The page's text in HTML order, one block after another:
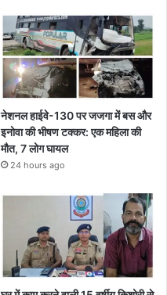
नेशनल हाईवे-130 पर जजगा में बस और
इनोवा की भीषण टक्कर: एक महिला की
मौत, 7 लोग घायल
24 hours ago